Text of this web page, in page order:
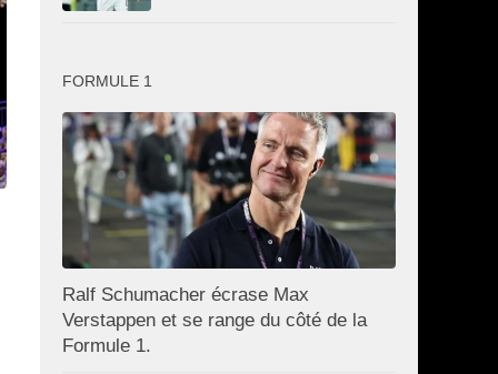
FORMULE 1
Ralf Schumacher écrase Max
Verstappen et se range du côté de la
Formule 1.